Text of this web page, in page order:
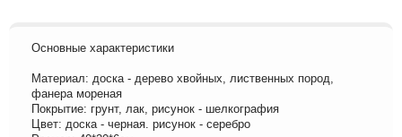
Основные характеристики
Материал: доска - дерево хвойных, лиственных пород,
фанера мореная
Покрытие: грунт, лак, рисунок - шелкография
Цвет: доска - черная. рисунок - серебро